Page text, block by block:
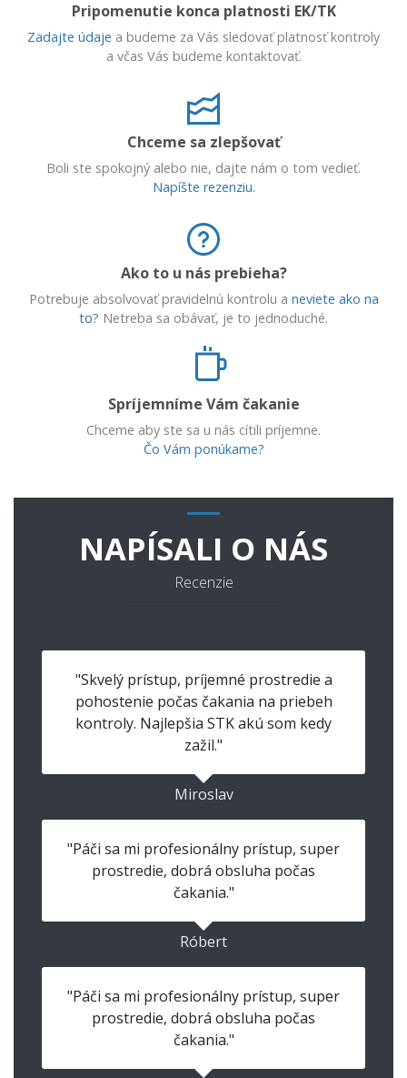
Pripomenutie konca platnosti EK/TK
Zadajte údaje a budeme za Vás sledovať platnosť kontroly
a včas Vás budeme kontaktovať.
Chceme sa zlepšovať
Boli ste spokojný alebo nie, dajte nám o tom vedieť.
Napíšte rezenziu.
Ako to u nás prebieha?
Potrebuje absolvovať pravidelnú kontrolu a neviete ako na
to? Netreba sa obávať, je to jednoduché.
Spríjemníme Vám čakanie
Chceme aby ste sa u nás cítili príjemne.
Čo Vám ponúkame?
NAPÍSALI O NÁS
Recenzie
"Skvelý prístup, príjemné prostredie a
pohostenie počas čakania na priebeh
kontroly. Najlepšia STK akú som kedy
zažil."
Miroslav
"Páči sa mi profesionálny prístup, super
prostredie, dobrá obsluha počas
čakania."
Róbert
"Páči sa mi profesionálny prístup, super
prostredie, dobrá obsluha počas
čakania."